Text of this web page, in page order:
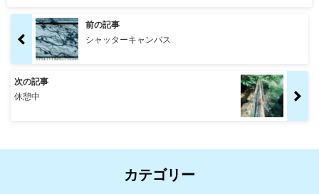
前の記事
シャッターキャンバス
次の記事
休憩中
カテゴリー